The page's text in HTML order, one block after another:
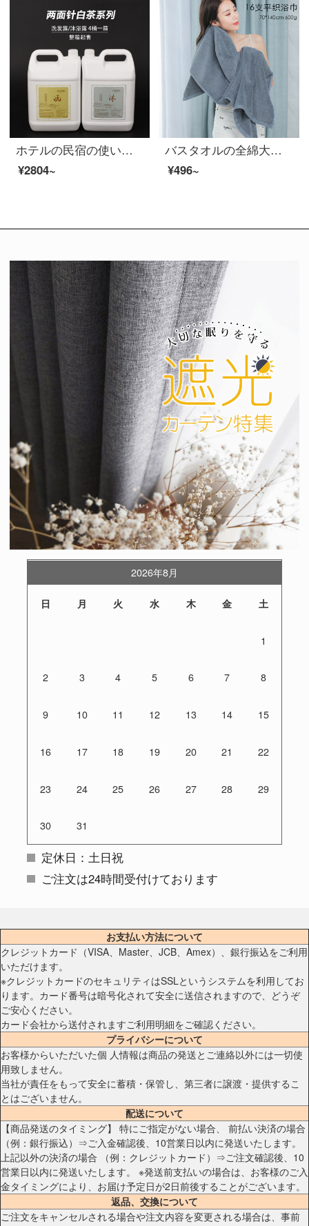
ホテルの民宿の使い捨て用品のシャンプーと白茶シリーズのバケツ5 Lの両側の針の大きなバケツ1箱4杯の洗濯/入浴剤オレンジ色
¥2804~
バスタオルの全綿大人の柔らかい吸水性家庭用男女速乾性全綿大カップルの毛白のカバーブルーグレー70*140 cm
¥496~
2026年8月
日 月 火 水 木 金 土
1
2 3 4 5 6 7 8
9 10 11 12 13 14 15
16 17 18 19 20 21 22
23 24 25 26 27 28 29
30 31
定休日：土日祝
ご注文は24時間受付けております
お支払い方法について
クレジットカード（VISA、Master、JCB、Amex）、銀行振込をご利用
いただけます。
※クレジットカードのセキュリティはSSLというシステムを利用してお
ります。カード番号は暗号化されて安全に送信されますので、どうぞ
ご安心ください。
カード会社から送付されますご利用明細をご確認ください。
プライバシーについて
お客様からいただいた個 人情報は商品の発送とご連絡以外には一切使
用致しません。
当社が責任をもって安全に蓄積・保管し、第三者に譲渡・提供するこ
とはございません。
配送について
【商品発送のタイミング】 特にご指定がない場合、 前払い決済の場合
（例：銀行振込）⇒ご入金確認後、10営業日以内に発送いたします。
上記以外の決済の場合 （例：クレジットカード）⇒ご注文確認後、10
営業日以内に発送いたします。 ※発送前支払いの場合は、お客様のご入
金タイミングにより、お届け予定日が2日前後することがございます。
返品、交換について
ご注文をキャンセルされる場合や注文内容を変更される場合は、事前